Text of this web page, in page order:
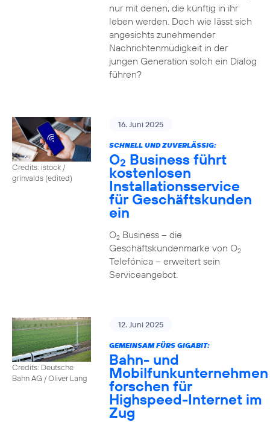
nur mit denen, die künftig in ihr
leben werden. Doch wie lässt sich
angesichts zunehmender
Nachrichtenmüdigkeit in der
jungen Generation solch ein Dialog
führen?
Credits: istock /
grinvalds (edited)
16. Juni 2025
SCHNELL UND ZUVERLÄSSIG:
O2 Business führt
kostenlosen
Installationsservice
für Geschäftskunden
ein
O2Business – die
Geschäftskundenmarke von O2
Telefónica – erweitert sein
Serviceangebot.
Credits: Deutsche
Bahn AG / Oliver Lang
12. Juni 2025
GEMEINSAM FÜRS GIGABIT:
Bahn- und
Mobilfunkunternehmen
forschen für
Highspeed-Internet im
Zug